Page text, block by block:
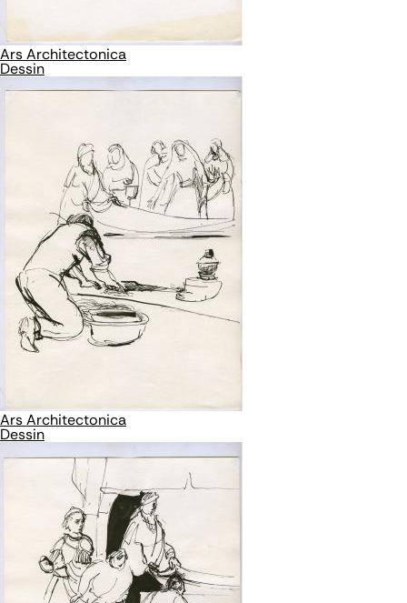
Ars Architectonica
Dessin
Ars Architectonica
Dessin